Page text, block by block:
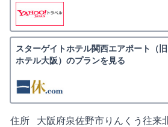
スターゲイトホテル関西エアポート（
ホテル大阪）のプランを見る
住所
大阪府泉佐野市りんくう往来